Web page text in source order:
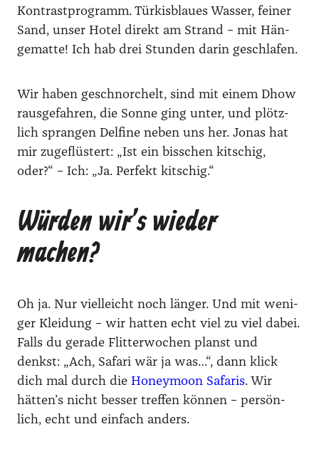
Kon­trast­pro­gramm. Tür­kis­blau­es Was­ser, fei­ner
Sand, unser Hotel direkt am Strand – mit Hän­
ge­mat­te! Ich hab drei Stun­den dar­in geschla­fen.
Wir haben geschnor­chelt, sind mit einem Dhow
raus­ge­fah­ren, die Son­ne ging unter, und plötz­
lich spran­gen Del­fi­ne neben uns her. Jonas hat
mir zuge­flüs­tert: „Ist ein biss­chen kit­schig,
oder?“ – Ich: „Ja. Per­fekt kit­schig.“
Würden wir’s wieder
machen?
Oh ja. Nur viel­leicht noch län­ger. Und mit weni­
ger Klei­dung – wir hat­ten echt viel zu viel dabei.
Falls du gera­de Flit­ter­wo­chen planst und
denkst: „Ach, Safa­ri wär ja was…“, dann klick
dich mal durch die Honey­moon Safa­ris. Wir
hätten’s nicht bes­ser tref­fen kön­nen – per­sön­
lich, echt und ein­fach anders.